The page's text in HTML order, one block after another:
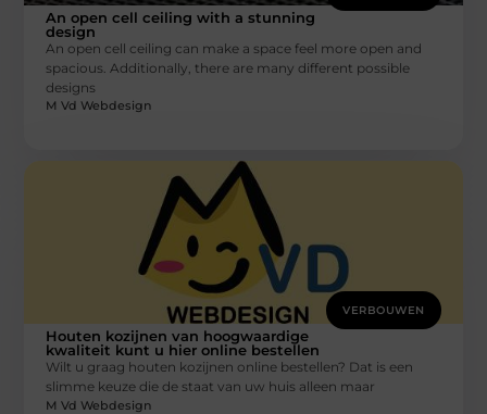
An open cell ceiling with a stunning
design
An open cell ceiling can make a space feel more open and
spacious. Additionally, there are many different possible
designs
M Vd Webdesign
VERBOUWEN
Houten kozijnen van hoogwaardige
kwaliteit kunt u hier online bestellen
Wilt u graag houten kozijnen online bestellen? Dat is een
slimme keuze die de staat van uw huis alleen maar
M Vd Webdesign